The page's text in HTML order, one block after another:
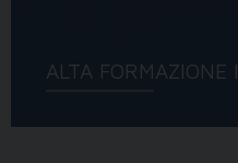
ALTA FORMAZIONE